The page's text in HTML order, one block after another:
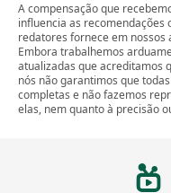
A compensação que
influencia as recomendações
redatores fornece em
Embora trabalhemos
atualizadas que acreditamos
nós não garantimos que
completas e não fazemos
elas, nem quanto à precisão